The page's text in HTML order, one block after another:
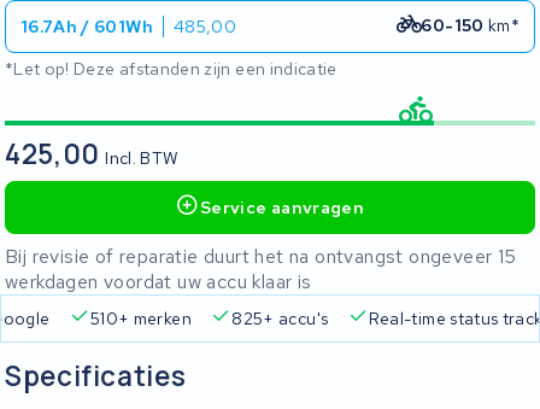
16.7Ah / 601Wh 485,00 60-150 km*
*Let op! Deze afstanden zijn een indicatie
425,00Incl. BTW
Service aanvragen
Bij revisie of reparatie duurt het na ontvangst ongeveer 15
werkdagen voordat uw accu klaar is
510+ merken 825+ accu's Real-time status
Specificaties